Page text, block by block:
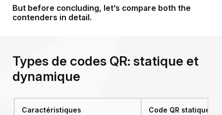
But before concluding, let’s compare both the
contenders in detail.
Types de codes QR: statique et
dynamique
Caractéristiques Code QR statique